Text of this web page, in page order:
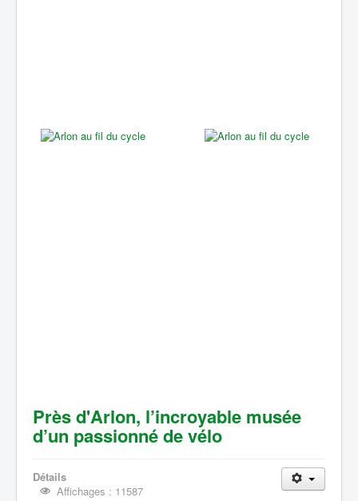
Près d'Arlon, l’incroyable musée
d’un passionné de vélo
Détails
Affichages : 11587